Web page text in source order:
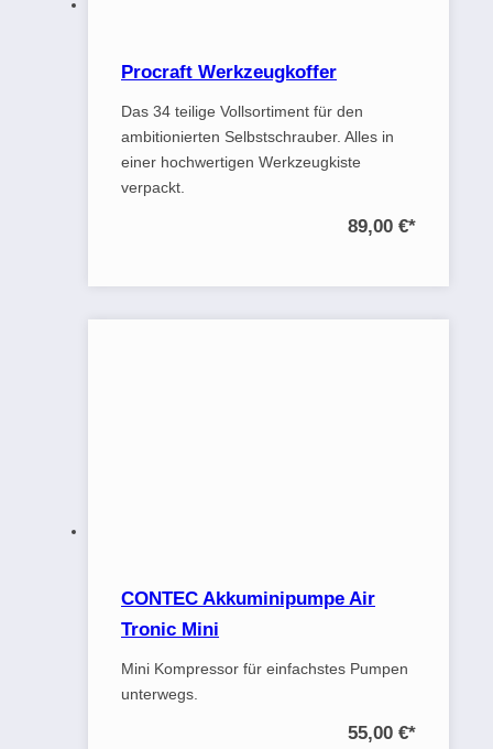
Procraft Werkzeugkoffer
Das 34 teilige Vollsortiment für den
ambitionierten Selbstschrauber. Alles in
einer hochwertigen Werkzeugkiste
verpackt.
89,00 €*
CONTEC Akkuminipumpe Air
Tronic Mini
Mini Kompressor für einfachstes Pumpen
unterwegs.
55,00 €*